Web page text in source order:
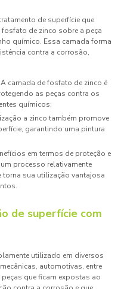
de superfície que
de zinco sobre a peça
químico. Essa camada forma
contra a corrosão,
as peças contra os
químicos;
garantindo uma pintura
processo relativamente
torna sua utilização vantajosa
de superfície com
utilizado em diversos
automotivas, entre
que ficam expostas ao